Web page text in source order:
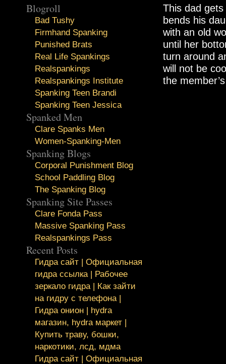
This dad
bends his
with an old
until her
turn around
will not be
the
Blogroll
Bad Tushy
Firmhand Spanking
Punished Brats
Real Life Spankings
Realspankings
Realspankings Institute
Spanking Teen Brandi
Spanking Teen Jessica
Spanked Men
Clare Spanks Men
Women-Spanking-Men
Spanking Blogs
Corporal Punishment Blog
School Paddling Blog
The Spanking Blog
Spanking Site Passes
Clare Fonda Pass
Massive Spanking Pass
Realspankings Pass
Recent Posts
Гидра сайт | Официальная
гидра ссылка | Рабочее
зеркало гидра | Как зайти
на гидру с телефона |
Гидра онион | hydra
магазин, hydra маркет |
Купить траву, бошки,
наркотики, лсд, мдма
Гидра сайт | Официальная